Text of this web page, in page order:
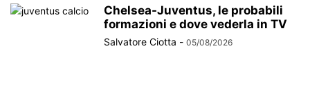
Chelsea-Juventus, le probabili
formazioni e dove vederla in TV
Salvatore Ciotta - 05/08/2026